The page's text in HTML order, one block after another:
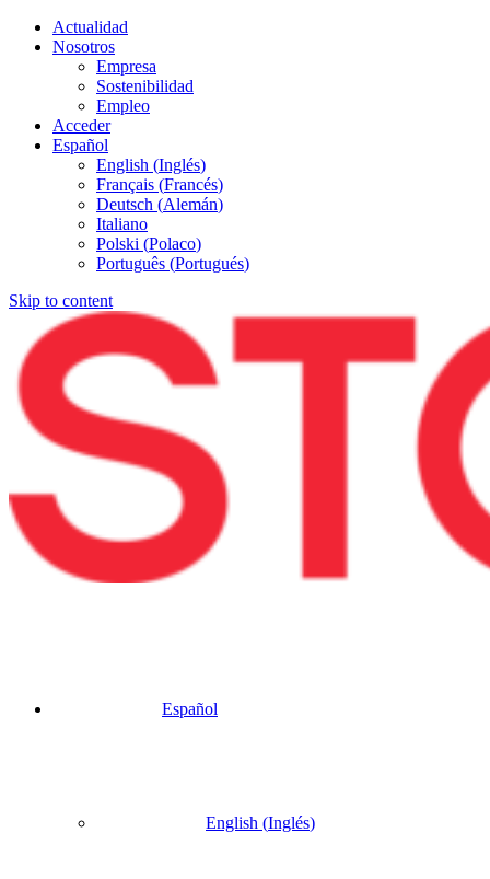
Actualidad
Nosotros
Empresa
Sostenibilidad
Empleo
Acceder
Español
English (Inglés)
Français (Francés)
Deutsch (Alemán)
Italiano
Polski (Polaco)
Português (Portugués)
Skip to content
Español
English (Inglés)